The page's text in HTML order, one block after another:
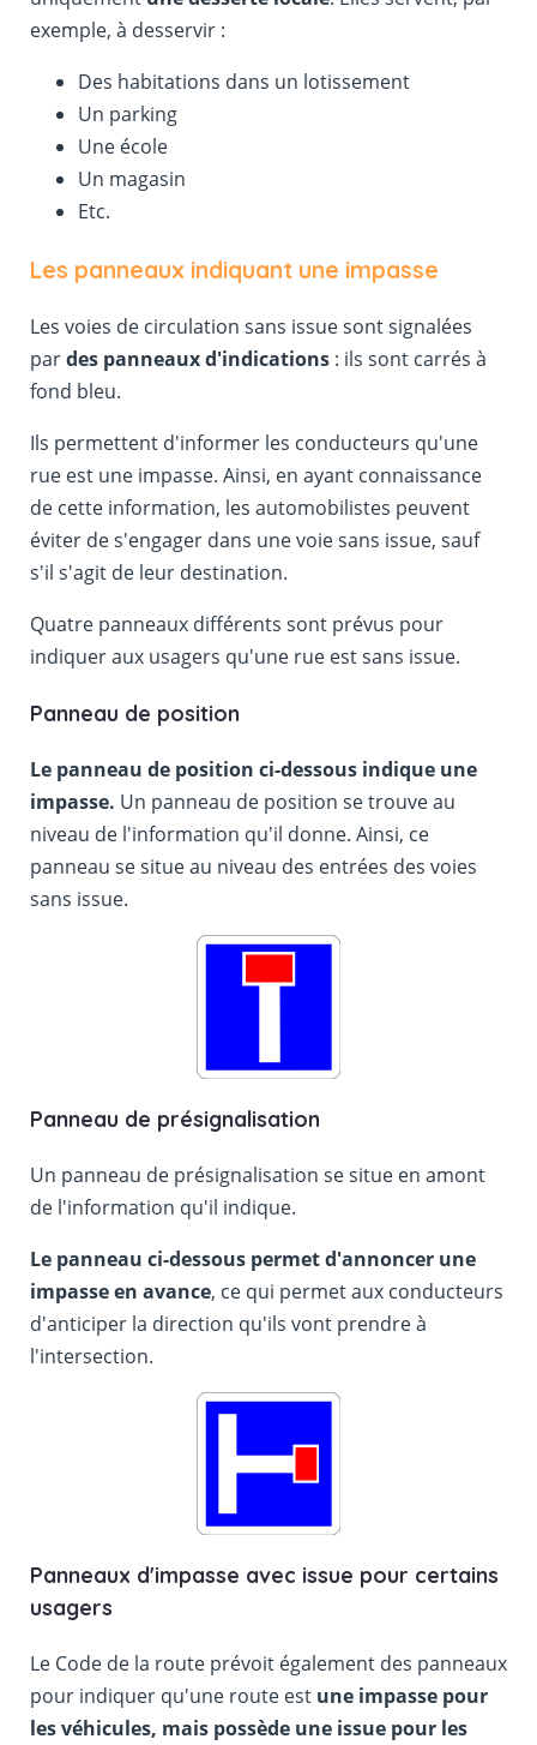
exemple, à desservir :
Des habitations dans un lotissement
Un parking
Une école
Un magasin
Etc.
Les panneaux indiquant une impasse
Les voies de circulation sans issue sont signalées
pardes panneaux d'indications: ils sont carrés à
fond bleu.
Ils permettent d'informer les conducteurs qu'une
rue est une impasse. Ainsi, en ayant connaissance
de cette information, les automobilistes peuvent
éviter de s'engager dans une voie sans issue, sauf
s'il s'agit de leur destination.
Quatre panneaux différents sont prévus pour
indiquer aux usagers qu'une rue est sans issue.
Panneau de position
Le panneau de position ci-dessous indique une
impasse. Un panneau de position se trouve au
niveau de l'information qu'il donne. Ainsi, ce
panneau se situe au niveau des entrées des voies
sans issue.
Panneau de présignalisation
Un panneau de présignalisation se situe en amont
de l'information qu'il indique.
Le panneau ci-dessous permet d'annoncer une
impasse en avance, ce qui permet aux conducteurs
d'anticiper la direction qu'ils vont prendre à
l'intersection.
Panneaux d'impasse avec issue pour certains
usagers
Le Code de la route prévoit également des panneaux
pour indiquer qu'une route est une impasse pour
les véhicules, mais possède une issue pour les